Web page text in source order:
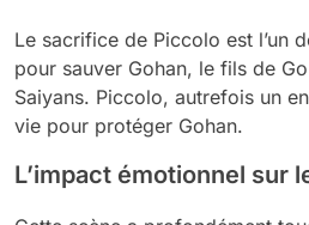
Le sacrifice de Piccolo est l’un
pour sauver Gohan, le fils de
Saiyans. Piccolo, autrefois un
vie pour protéger Gohan.
L’impact émotionnel sur